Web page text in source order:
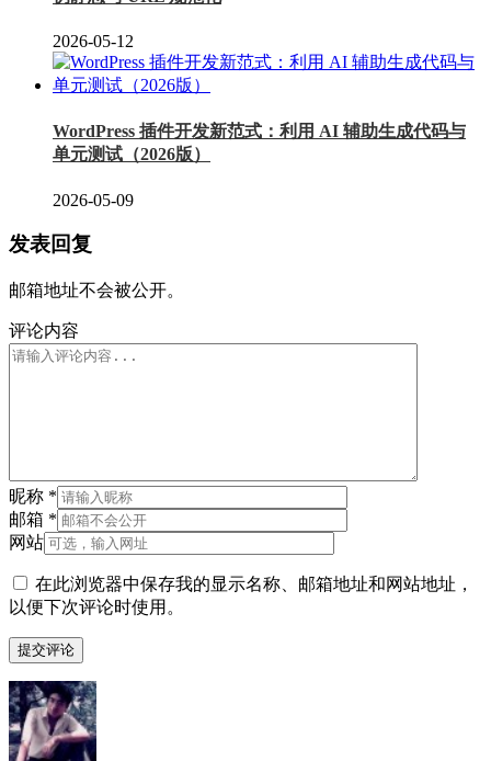
2026-05-12
WordPress 插件开发新范式：利用 AI 辅助生成代码与
单元测试（2026版）
2026-05-09
发表回复
邮箱地址不会被公开。
评论内容
昵称 *
邮箱 *
网站
在此浏览器中保存我的显示名称、邮箱地址和网站地址，
以便下次评论时使用。